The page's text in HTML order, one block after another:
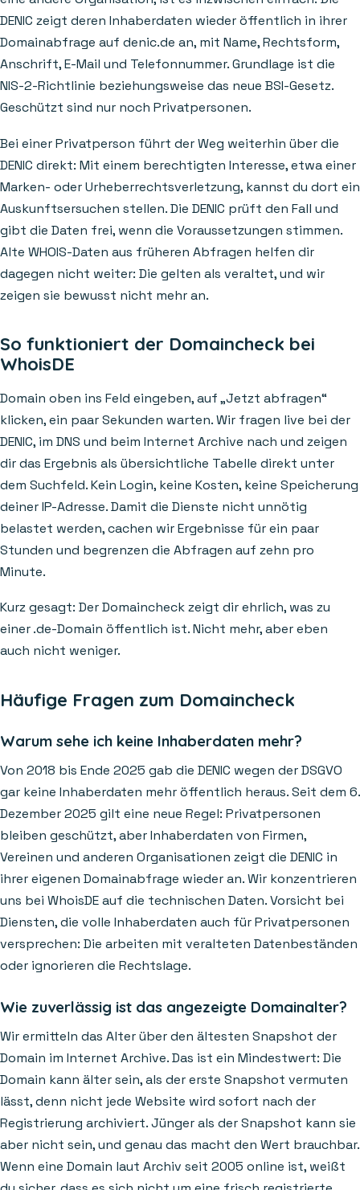
DENIC zeigt deren Inhaberdaten wieder öffentlich in ihrer
Domainabfrage auf denic.de an, mit Name, Rechtsform,
Anschrift, E-Mail und Telefonnummer. Grundlage ist die
NIS-2-Richtlinie beziehungsweise das neue BSI-Gesetz.
Geschützt sind nur noch Privatpersonen.
Bei einer Privatperson führt der Weg weiterhin über die
DENIC direkt: Mit einem berechtigten Interesse, etwa einer
Marken- oder Urheberrechtsverletzung, kannst du dort ein
Auskunftsersuchen stellen. Die DENIC prüft den Fall und
gibt die Daten frei, wenn die Voraussetzungen stimmen.
Alte WHOIS-Daten aus früheren Abfragen helfen dir
dagegen nicht weiter: Die gelten als veraltet, und wir
zeigen sie bewusst nicht mehr an.
So funktioniert der Domaincheck bei
WhoisDE
Domain oben ins Feld eingeben, auf „Jetzt abfragen“
klicken, ein paar Sekunden warten. Wir fragen live bei der
DENIC, im DNS und beim Internet Archive nach und zeigen
dir das Ergebnis als übersichtliche Tabelle direkt unter
dem Suchfeld. Kein Login, keine Kosten, keine Speicherung
deiner IP-Adresse. Damit die Dienste nicht unnötig
belastet werden, cachen wir Ergebnisse für ein paar
Stunden und begrenzen die Abfragen auf zehn pro
Minute.
Kurz gesagt: Der Domaincheck zeigt dir ehrlich, was zu
einer .de-Domain öffentlich ist. Nicht mehr, aber eben
auch nicht weniger.
Häufige Fragen zum Domaincheck
Warum sehe ich keine Inhaberdaten mehr?
Von 2018 bis Ende 2025 gab die DENIC wegen der DSGVO
gar keine Inhaberdaten mehr öffentlich heraus. Seit dem 6.
Dezember 2025 gilt eine neue Regel: Privatpersonen
bleiben geschützt, aber Inhaberdaten von Firmen,
Vereinen und anderen Organisationen zeigt die DENIC in
ihrer eigenen Domainabfrage wieder an. Wir konzentrieren
uns bei WhoisDE auf die technischen Daten. Vorsicht bei
Diensten, die volle Inhaberdaten auch für Privatpersonen
versprechen: Die arbeiten mit veralteten Datenbeständen
oder ignorieren die Rechtslage.
Wie zuverlässig ist das angezeigte Domainalter?
Wir ermitteln das Alter über den ältesten Snapshot der
Domain im Internet Archive. Das ist ein Mindestwert: Die
Domain kann älter sein, als der erste Snapshot vermuten
lässt, denn nicht jede Website wird sofort nach der
Registrierung archiviert. Jünger als der Snapshot kann sie
aber nicht sein, und genau das macht den Wert brauchbar.
Wenn eine Domain laut Archiv seit 2005 online ist, weißt